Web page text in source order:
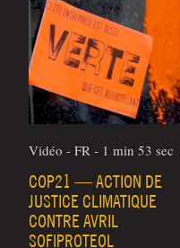
Vidéo - FR - 1 min 53 sec
COP21 — ACTION DE
JUSTICE CLIMATIQUE
CONTRE AVRIL
SOFIPROTEOL